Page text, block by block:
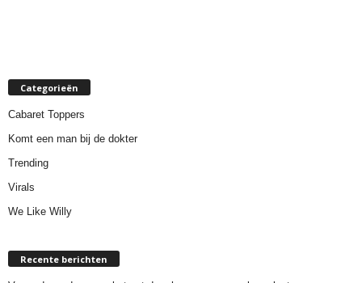
Categorieën
Cabaret Toppers
Komt een man bij de dokter
Trending
Virals
We Like Willy
Recente berichten